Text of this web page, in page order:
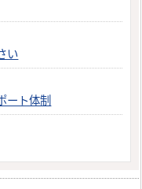
い
ート体制